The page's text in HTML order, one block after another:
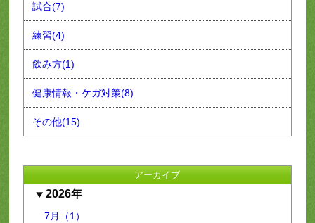
試合(7)
練習(4)
飲み方(1)
健康情報・ケガ対策(8)
その他(15)
アーカイブ
2026年
7月（1）